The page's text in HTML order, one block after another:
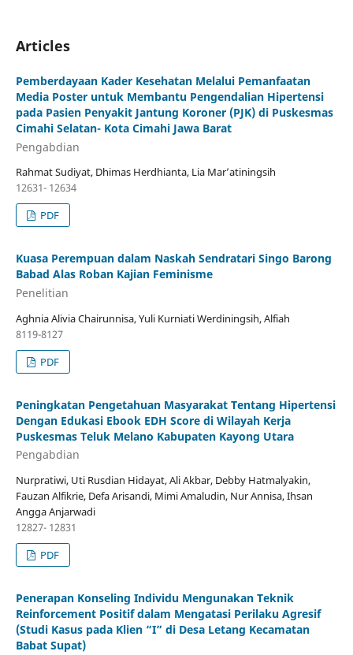
Articles
Pemberdayaan Kader Kesehatan Melalui Pemanfaatan
Media Poster untuk Membantu Pengendalian Hipertensi
pada Pasien Penyakit Jantung Koroner (PJK) di Puskesmas
Cimahi Selatan- Kota Cimahi Jawa Barat
Pengabdian
Rahmat Sudiyat, Dhimas Herdhianta, Lia Mar’atiningsih
12631- 12634
PDF
Kuasa Perempuan dalam Naskah Sendratari Singo Barong
Babad Alas Roban Kajian Feminisme
Penelitian
Aghnia Alivia Chairunnisa, Yuli Kurniati Werdiningsih, Alfiah
8119-8127
PDF
Peningkatan Pengetahuan Masyarakat Tentang Hipertensi
Dengan Edukasi Ebook EDH Score di Wilayah Kerja
Puskesmas Teluk Melano Kabupaten Kayong Utara
Pengabdian
Nurpratiwi, Uti Rusdian Hidayat, Ali Akbar, Debby Hatmalyakin,
Fauzan Alfikrie, Defa Arisandi, Mimi Amaludin, Nur Annisa, Ihsan
Angga Anjarwadi
12827- 12831
PDF
Penerapan Konseling Individu Mengunakan Teknik
Reinforcement Positif dalam Mengatasi Perilaku Agresif
(Studi Kasus pada Klien “I” di Desa Letang Kecamatan
Babat Supat)